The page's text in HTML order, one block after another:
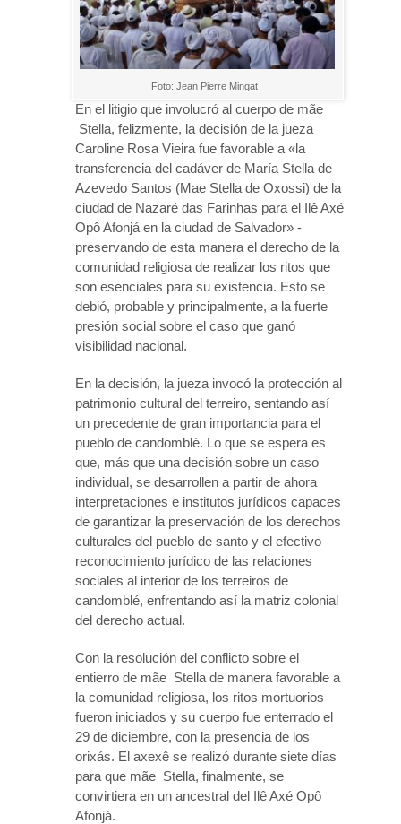
Foto: Jean Pierre Mingat
En el litigio que involucró al cuerpo de mãe
Stella, felizmente, la decisión de la jueza
Caroline Rosa Vieira fue favorable a «la
transferencia del cadáver de María Stella de
Azevedo Santos (Mae Stella de Oxossi) de la
ciudad de Nazaré das Farinhas para el Ilê Axé
Opô Afonjá en la ciudad de Salvador» -
preservando de esta manera el derecho de la
comunidad religiosa de realizar los ritos que
son esenciales para su existencia. Esto se
debió, probable y principalmente, a la fuerte
presión social sobre el caso que ganó
visibilidad nacional.
En la decisión, la jueza invocó la protección al
patrimonio cultural del terreiro, sentando así
un precedente de gran importancia para el
pueblo de candomblé. Lo que se espera es
que, más que una decisión sobre un caso
individual, se desarrollen a partir de ahora
interpretaciones e institutos jurídicos capaces
de garantizar la preservación de los derechos
culturales del pueblo de santo y el efectivo
reconocimiento jurídico de las relaciones
sociales al interior de los terreiros de
candomblé, enfrentando así la matriz colonial
del derecho actual.
Con la resolución del conflicto sobre el
entierro de mãe Stella de manera favorable a
la comunidad religiosa, los ritos mortuorios
fueron iniciados y su cuerpo fue enterrado el
29 de diciembre, con la presencia de los
orixás. El axexê se realizó durante siete días
para que mãe Stella, finalmente, se
convirtiera en un ancestral del Ilê Axé Opô
Afonjá.